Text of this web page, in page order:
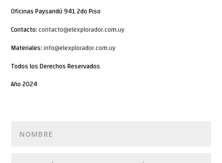
Oficinas Paysandú 941 2do Piso
Contacto:contacto@elexplorador.com.uy
Materiales:info@elexplorador.com.uy
Todos los Derechos Reservados
Año 2024